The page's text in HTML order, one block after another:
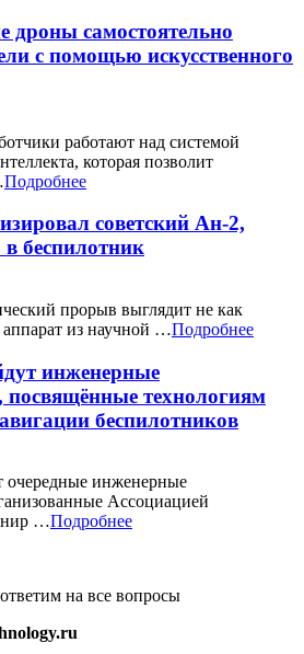
дроны самостоятельно
с помощью искусственного
работают над системой
которая позволит
Подробнее
советский Ан-2,
в беспилотник
прорыв выглядит не как
из научной …Подробнее
инженерные
посвящённые технологиям
беспилотников
очередные инженерные
Ассоциацией
…Подробнее
на все вопросы